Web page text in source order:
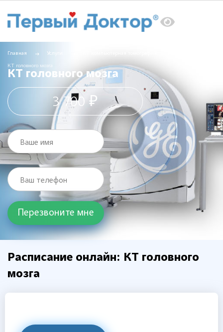
Главная Услуги
КТ головного мозга
КТ головного мозга
3 700 ₽
Ваше имя
Ваш телефон
Расписание онлайн: КТ головного
мозга